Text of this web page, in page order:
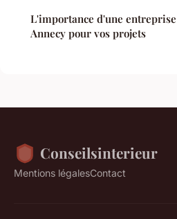
L'importance d'une
Annecy pour vos projets
Conseilsinterieur
Mentions légalesContact